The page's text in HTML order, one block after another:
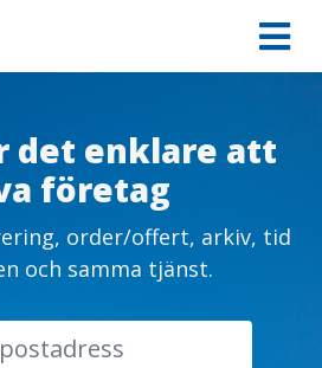
det enklare att
företag
order/offert, arkiv, tid
och samma tjänst.